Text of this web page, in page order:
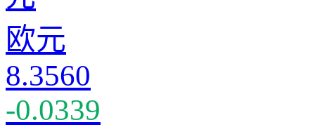
欧元
8.3560
-0.0339